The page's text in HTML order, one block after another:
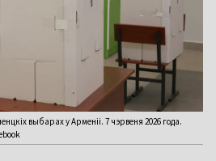
выбарах у Арменіі. 7 чэрвеня 2026 года.